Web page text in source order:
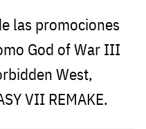
las promociones
God of War III
West,
VII REMAKE.